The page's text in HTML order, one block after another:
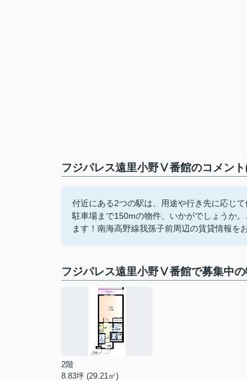
フジパレス遠里小野Ⅴ番館のコメン
付近にある2つの駅は、用途や行き先に応じ
駐車場まで150mの物件、いかがでしょうか
ます！南海高野線我孫子前周辺の賃貸情報を
フジパレス遠里小野Ⅴ番館で募集中
2階
8.83坪 (29.21㎡)